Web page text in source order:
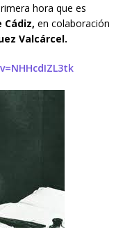
hora que es
Cádiz, en colaboración
Valcárcel.